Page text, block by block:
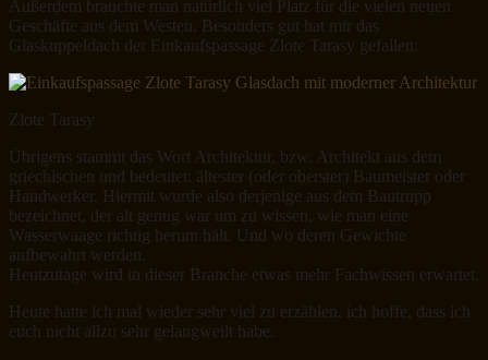
Außerdem brauchte man natürlich viel Platz für die vielen neuen
Geschäfte aus dem Westen. Besonders gut hat mir das
Glaskuppeldach der Einkaufspassage Zlote Tarasy gefallen:
Zlote Tarasy
Übrigens stammt das Wort Architektur, bzw. Architekt aus dem
griechischen und bedeutet: ältester (oder oberster) Baumeister oder
Handwerker. Hiermit wurde also derjenige aus dem Bautrupp
bezeichnet, der alt genug war um zu wissen, wie man eine
Wasserwaage richtig herum hält. Und wo deren Gewichte
aufbewahrt werden.
Heutzutage wird in dieser Branche etwas mehr Fachwissen erwartet.
Heute hatte ich mal wieder sehr viel zu erzählen, ich hoffe, dass ich
euch nicht allzu sehr gelangweilt habe.